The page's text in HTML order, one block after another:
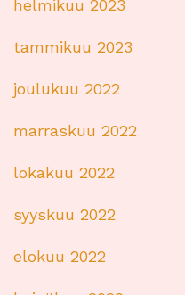
helmikuu 2023
tammikuu 2023
joulukuu 2022
marraskuu 2022
lokakuu 2022
syyskuu 2022
elokuu 2022